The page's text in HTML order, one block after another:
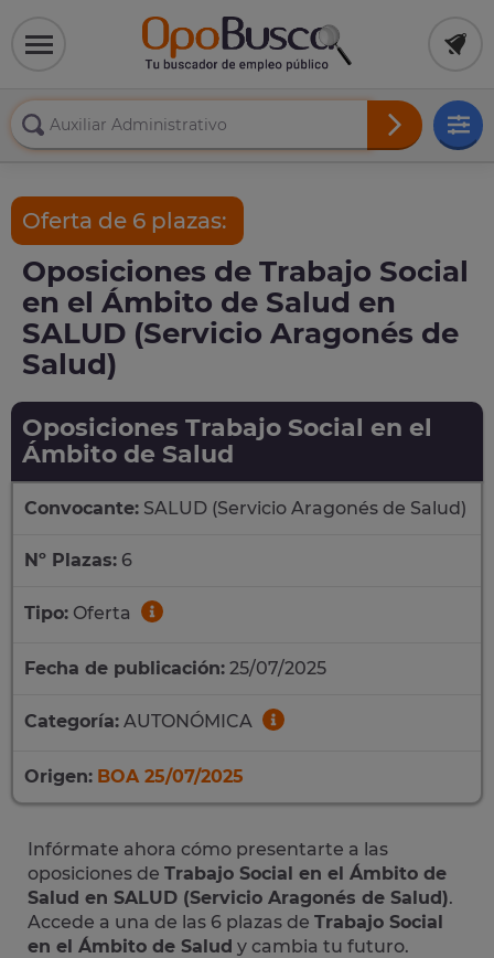
Oferta de 6 plazas:
Oposiciones de Trabajo Social
en el Ámbito de Salud en
SALUD (Servicio Aragonés de
Salud)
Oposiciones Trabajo Social en el
Ámbito de Salud
Convocante: SALUD (Servicio Aragonés de Salud)
Nº Plazas: 6
Tipo: Oferta
Fecha de publicación: 25/07/2025
Categoría: AUTONÓMICA
Origen: BOA 25/07/2025
Infórmate ahora cómo presentarte a las
oposiciones de Trabajo Social en el Ámbito de
Salud en SALUD (Servicio Aragonés de Salud).
Accede a una de las 6 plazas de Trabajo Social
en el Ámbito de Salud y cambia tu futuro.